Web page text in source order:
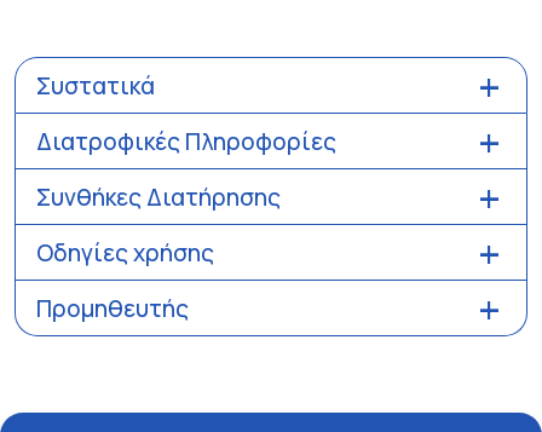
Συστατικά
Διατροφικές Πληροφορίες
Συνθήκες Διατήρησης
Οδηγίες χρήσης
Προμηθευτής